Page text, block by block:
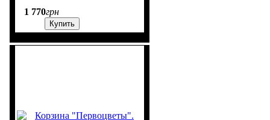
1 770грн
Купить